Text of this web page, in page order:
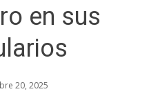
en sus
20, 2025